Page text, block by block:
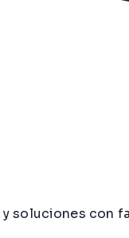
soluciones con